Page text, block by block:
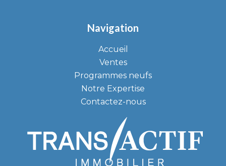
Navigation
Accueil
Ventes
Programmes neufs
Notre Expertise
Contactez-nous